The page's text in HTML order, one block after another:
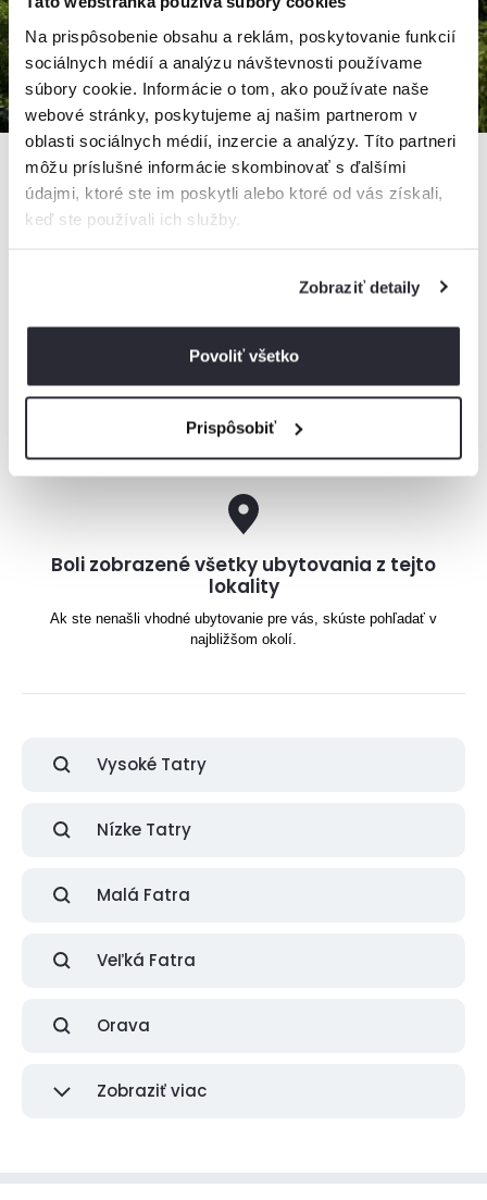
Na prispôsobenie obsahu a reklám, poskytovanie funkcií
sociálnych médií a analýzu návštevnosti používame
súbory cookie. Informácie o tom, ako používate naše
webové stránky, poskytujeme aj našim partnerom v
oblasti sociálnych médií, inzercie a analýzy. Títo partneri
môžu príslušné informácie skombinovať s ďalšími
údajmi, ktoré ste im poskytli alebo ktoré od vás získali,
keď ste používali ich služby.
Zobraziť detaily
Povoliť všetko
Prispôsobiť
Apartmány pri jazere Hrabovo
od45€ / noc + 14 km
Boli zobrazené všetky ubytovania z tejto
lokality
Ak ste nenašli vhodné ubytovanie pre vás, skúste pohľadať v
najbližšom okolí.
Vysoké Tatry
Nízke Tatry
Malá Fatra
Veľká Fatra
Orava
Zobraziť viac